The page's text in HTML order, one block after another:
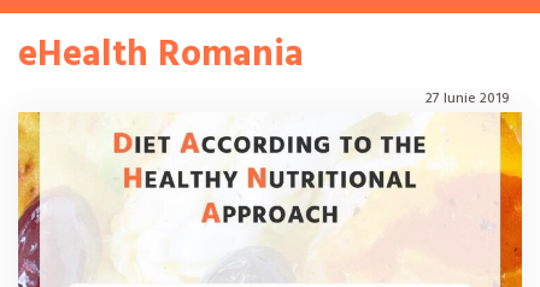
eHealth Romania
27 Iunie 2019